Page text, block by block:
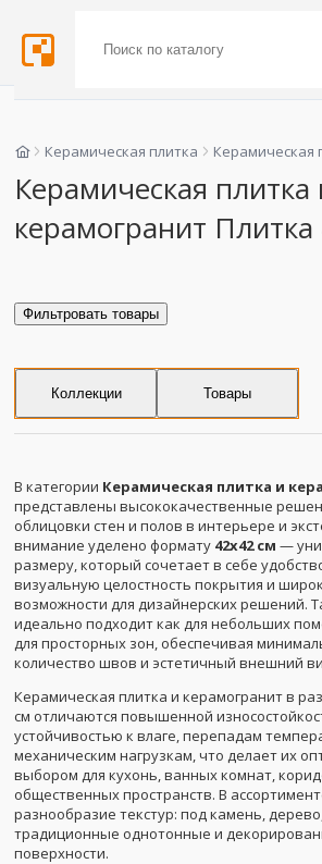
Керамическая плитка Керамическая
Керамическая плитка
керамогранит Плитка
Фильтровать товары
Коллекции Товары
В категории Керамическая плитка и
представлены высококачественные
облицовки стен и полов в интерьере и
внимание уделено формату 42x42 см —
размеру, который сочетает в себе
визуальную целостность покрытия и
возможности для дизайнерских решений.
идеально подходит как для небольших
для просторных зон, обеспечивая
количество швов и эстетичный внешний
Керамическая плитка и керамогранит в
см отличаются повышенной
устойчивостью к влаге, перепадам
механическим нагрузкам, что делает их
выбором для кухонь, ванных комнат,
общественных пространств. В
разнообразие текстур: под камень,
традиционные однотонные и
поверхности.